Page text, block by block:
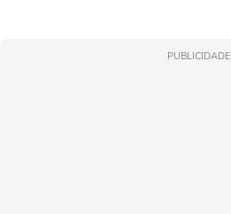
PUBLICIDADE